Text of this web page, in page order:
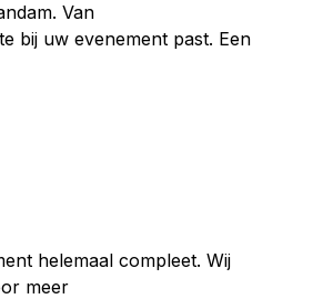
Van
bij uw evenement past. Een
helemaal compleet. Wij
meer